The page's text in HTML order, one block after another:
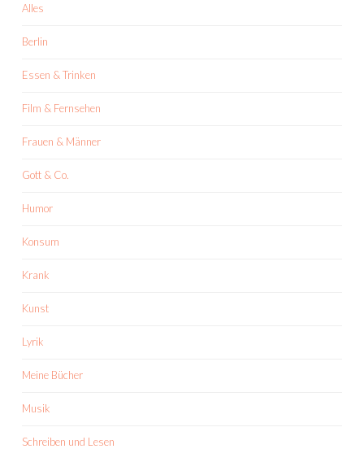
Alles
Berlin
Essen & Trinken
Film & Fernsehen
Frauen & Männer
Gott & Co.
Humor
Konsum
Krank
Kunst
Lyrik
Meine Bücher
Musik
Schreiben und Lesen